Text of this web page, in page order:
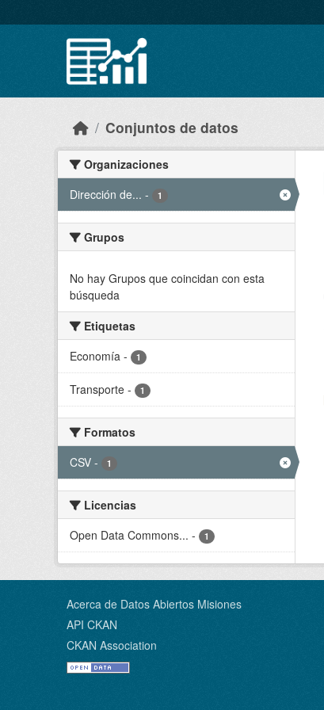
Conjuntos de datos
Organizaciones
Dirección de... - 1
Grupos
No hay Grupos que coincidan con esta
búsqueda
Etiquetas
Economía - 1
Transporte - 1
Formatos
CSV - 1
Licencias
Open Data Commons... - 1
Acerca de Datos Abiertos Misiones
API CKAN
CKAN Association